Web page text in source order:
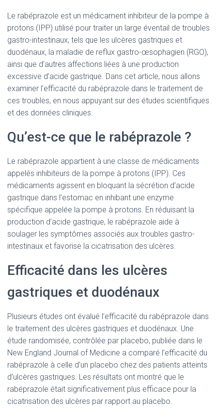
Le rabéprazole est un médicament inhibiteur de la pompe à
protons (IPP) utilisé pour traiter un large éventail de troubles
gastro-intestinaux, tels que les ulcères gastriques et
duodénaux, la maladie de reflux gastro-œsophagien (RGO),
ainsi que d’autres affections liées à une production
excessive d’acide gastrique. Dans cet article, nous allons
examiner l’efficacité du rabéprazole dans le traitement de
ces troubles, en nous appuyant sur des études scientifiques
et des données cliniques.
Qu’est-ce que le rabéprazole ?
Le rabéprazole appartient à une classe de médicaments
appelés inhibiteurs de la pompe à protons (IPP). Ces
médicaments agissent en bloquant la sécrétion d’acide
gastrique dans l’estomac en inhibant une enzyme
spécifique appelée la pompe à protons. En réduisant la
production d’acide gastrique, le rabéprazole aide à
soulager les symptômes associés aux troubles gastro-
intestinaux et favorise la cicatrisation des ulcères.
Efficacité dans les ulcères
gastriques et duodénaux
Plusieurs études ont évalué l’efficacité du rabéprazole dans
le traitement des ulcères gastriques et duodénaux. Une
étude randomisée, contrôlée par placebo, publiée dans le
New England Journal of Medicine a comparé l’efficacité du
rabéprazole à celle d’un placebo chez des patients atteints
d’ulcères gastriques. Les résultats ont montré que le
rabéprazole était significativement plus efficace pour la
cicatrisation des ulcères par rapport au placebo.